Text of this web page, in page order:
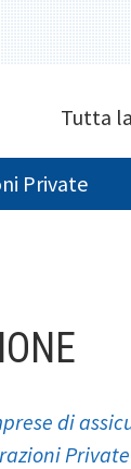
Tutta
Private
di
Private